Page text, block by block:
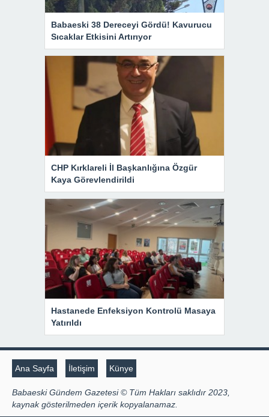
Babaeski 38 Dereceyi Gördü! Kavurucu
Sıcaklar Etkisini Artırıyor
CHP Kırklareli İl Başkanlığına Özgür
Kaya Görevlendirildi
Hastanede Enfeksiyon Kontrolü Masaya
Yatırıldı
Ana Sayfa İletişim Künye
Babaeski Gündem Gazetesi © Tüm Hakları saklıdır 2023,
kaynak gösterilmeden içerik kopyalanamaz.